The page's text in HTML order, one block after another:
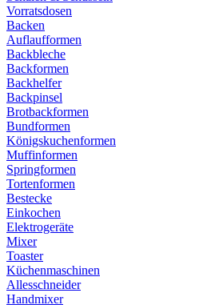
Vorratsdosen
Backen
Auflaufformen
Backbleche
Backformen
Backhelfer
Backpinsel
Brotbackformen
Bundformen
Königskuchenformen
Muffinformen
Springformen
Tortenformen
Bestecke
Einkochen
Elektrogeräte
Mixer
Toaster
Küchenmaschinen
Allesschneider
Handmixer